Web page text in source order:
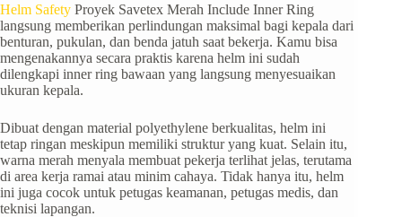
Helm Safety Proyek Savetex Merah Include Inner Ring
langsung memberikan perlindungan maksimal bagi kepala dari
benturan, pukulan, dan benda jatuh saat bekerja. Kamu bisa
mengenakannya secara praktis karena helm ini sudah
dilengkapi inner ring bawaan yang langsung menyesuaikan
ukuran kepala.
Dibuat dengan material polyethylene berkualitas, helm ini
tetap ringan meskipun memiliki struktur yang kuat. Selain itu,
warna merah menyala membuat pekerja terlihat jelas, terutama
di area kerja ramai atau minim cahaya. Tidak hanya itu, helm
ini juga cocok untuk petugas keamanan, petugas medis, dan
teknisi lapangan.